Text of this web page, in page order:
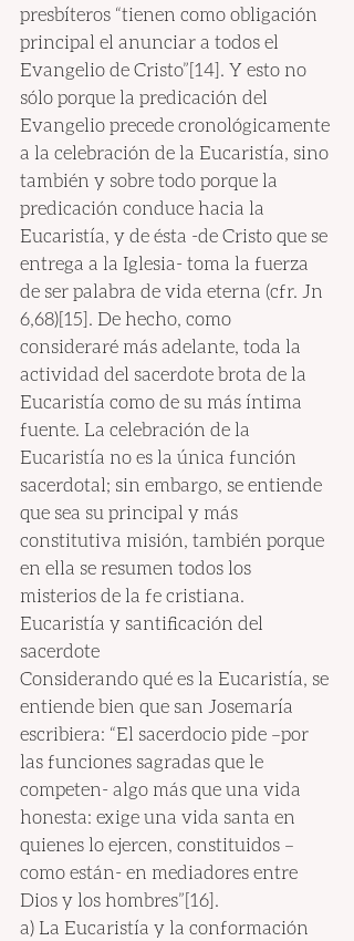
presbíteros “tienen como obligación
principal el anunciar a todos el
Evangelio de Cristo”[14]. Y esto no
sólo porque la predicación del
Evangelio precede cronológicamente
a la celebración de la Eucaristía, sino
también y sobre todo porque la
predicación conduce hacia la
Eucaristía, y de ésta -de Cristo que se
entrega a la Iglesia- toma la fuerza
de ser palabra de vida eterna (cfr. Jn
6,68)[15]. De hecho, como
consideraré más adelante, toda la
actividad del sacerdote brota de la
Eucaristía como de su más íntima
fuente. La celebración de la
Eucaristía no es la única función
sacerdotal; sin embargo, se entiende
que sea su principal y más
constitutiva misión, también porque
en ella se resumen todos los
misterios de la fe cristiana.
Eucaristía y santificación del
sacerdote
Considerando qué es la Eucaristía, se
entiende bien que san Josemaría
escribiera: “El sacerdocio pide –por
las funciones sagradas que le
competen- algo más que una vida
honesta: exige una vida santa en
quienes lo ejercen, constituidos –
como están- en mediadores entre
Dios y los hombres”[16].
a) La Eucaristía y la conformación